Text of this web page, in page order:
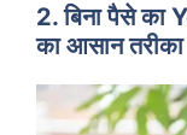
2. बिना पैसे
का आसान तरीका